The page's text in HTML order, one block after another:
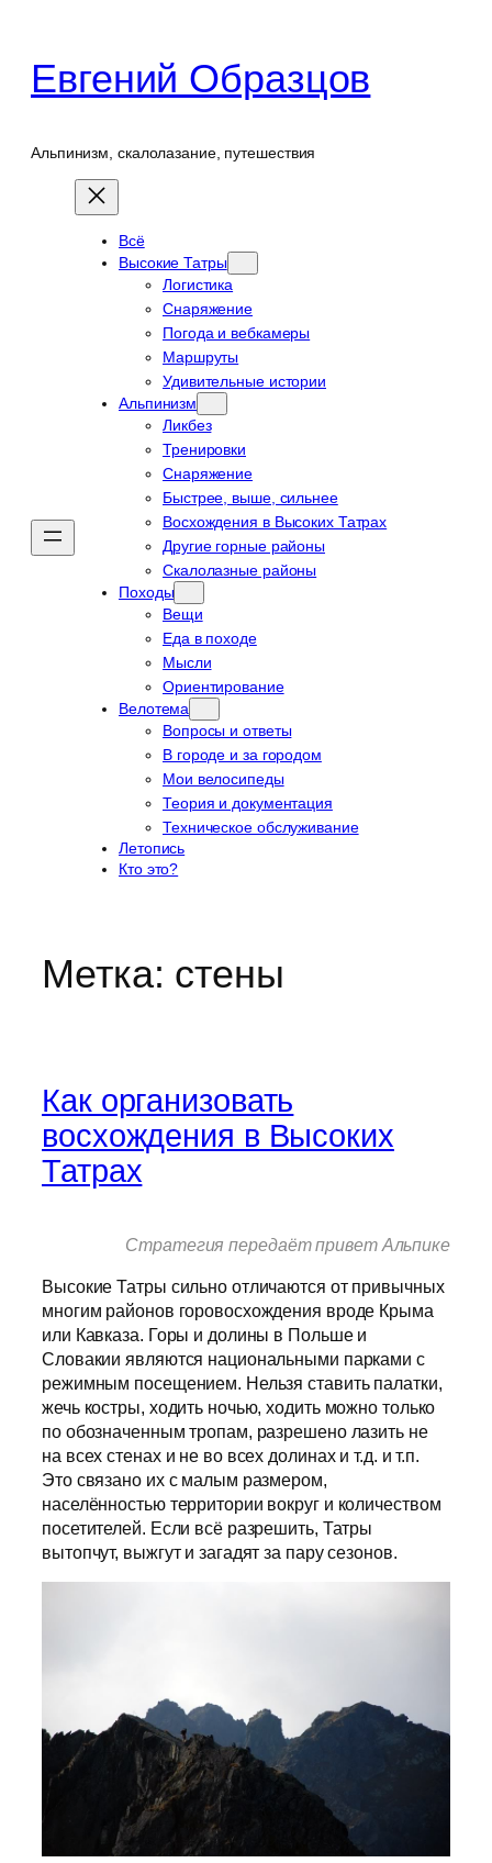
содержимому
Евгений Образцов
Альпинизм, скалолазание, путешествия
Всё
Высокие Татры
Логистика
Снаряжение
Погода и вебкамеры
Маршруты
Удивительные истории
Альпинизм
Ликбез
Тренировки
Снаряжение
Быстрее, выше, сильнее
Восхождения в Высоких Татрах
Другие горные районы
Скалолазные районы
Походы
Вещи
Еда в походе
Мысли
Ориентирование
Велотема
Вопросы и ответы
В городе и за городом
Мои велосипеды
Теория и документация
Техническое обслуживание
Летопись
Кто это?
Метка: стены
Как организовать
восхождения в Высоких
Татрах
Стратегия передаёт привет Альпике
Высокие Татры сильно отличаются от привычных
многим районов горовосхождения вроде Крыма
или Кавказа. Горы и долины в Польше и
Словакии являются национальными парками с
режимным посещением. Нельзя ставить палатки,
жечь костры, ходить ночью, ходить можно только
по обозначенным тропам, разрешено лазить не
на всех стенах и не во всех долинах и т.д. и т.п.
Это связано их с малым размером,
населённостью территории вокруг и количеством
посетителей. Если всё разрешить, Татры
вытопчут, выжгут и загадят за пару сезонов.